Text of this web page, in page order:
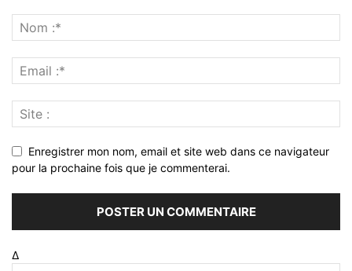
Enregistrer mon nom, email et site web dans ce navigateur
pour la prochaine fois que je commenterai.
Δ